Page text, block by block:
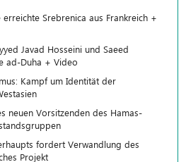
erreichte Srebrenica aus Frankreich +
Javad Hosseini und Saeed
ad-Duha + Video
Kampf um Identität der
neuen Vorsitzenden des Hamas-
fordert Verwandlung des
Projekt